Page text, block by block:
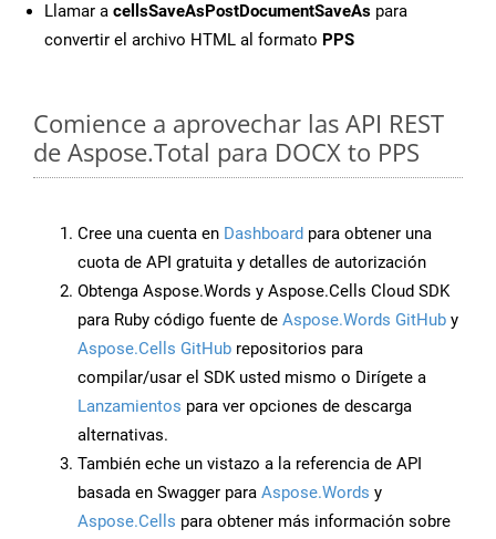
Llamar a cellsSaveAsPostDocumentSaveAs para
convertir el archivo HTML al formato PPS
Comience a aprovechar las API REST
de Aspose.Total para DOCX to PPS
Cree una cuenta en Dashboard para obtener una
cuota de API gratuita y detalles de autorización
Obtenga Aspose.Words y Aspose.Cells Cloud SDK
para Ruby código fuente de Aspose.Words GitHub y
Aspose.Cells GitHub repositorios para
compilar/usar el SDK usted mismo o Dirígete a
Lanzamientos para ver opciones de descarga
alternativas.
También eche un vistazo a la referencia de API
basada en Swagger para Aspose.Words y
Aspose.Cells para obtener más información sobre